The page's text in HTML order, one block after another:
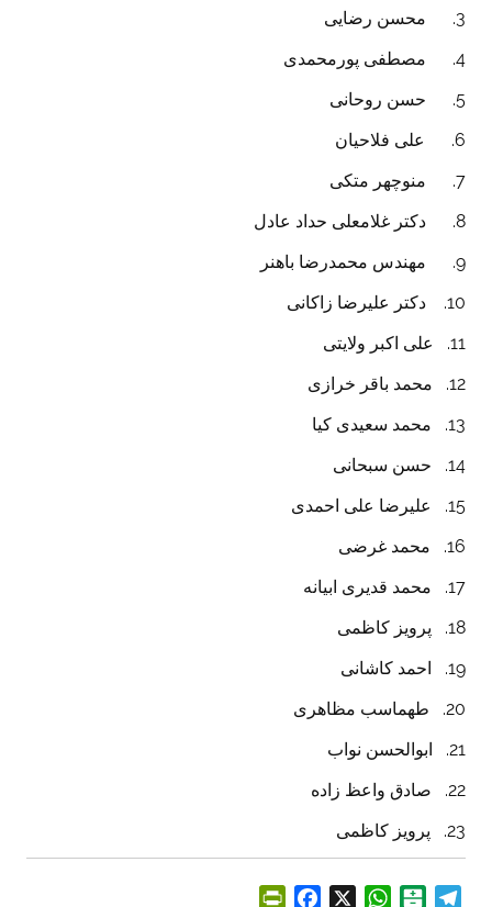
3. محسن رضایی
4. مصطفی پورمحمدی
5. حسن روحانی
6. علی فلاحیان
7. منوچهر متکی
8. دکتر غلامعلی حداد عادل
9. مهندس محمدرضا باهنر
10. دکتر علیرضا زاکانی
11. علی اکبر ولایتی
12. محمد باقر خرازی
13. محمد سعیدی کیا
14. حسن سبحانی
15. علیرضا علی احمدی
16. محمد غرضی
17. محمد قدیری ابیانه
18. پرویز کاظمی
19. احمد کاشانی
20. طهماسب مظاهری
21. ابوالحسن نواب
22. صادق واعظ زاده
23. پرویز کاظمی
W